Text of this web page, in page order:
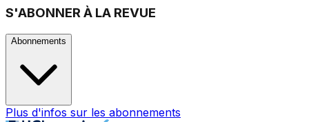
S'ABONNER À LA REVUE
Abonnements
Plus d'infos sur les abonnements